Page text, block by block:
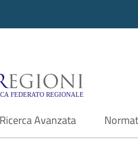
-
Ricerca Avanzata